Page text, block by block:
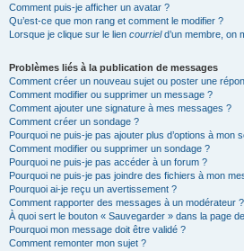
Comment puis-je afficher un avatar ?
Qu’est-ce que mon rang et comment le modifier ?
Lorsque je clique sur le lien courrield’un membre, on
Problèmes liés à la publication de messages
Comment créer un nouveau sujet ou poster une
Comment modifier ou supprimer un message ?
Comment ajouter une signature à mes messages ?
Comment créer un sondage ?
Pourquoi ne puis-je pas ajouter plus d’options à mon
Comment modifier ou supprimer un sondage ?
Pourquoi ne puis-je pas accéder à un forum ?
Pourquoi ne puis-je pas joindre des fichiers à mon
Pourquoi ai-je reçu un avertissement ?
Comment rapporter des messages à un modérateur ?
À quoi sert le bouton « Sauvegarder » dans la page
Pourquoi mon message doit être validé ?
Comment remonter mon sujet ?